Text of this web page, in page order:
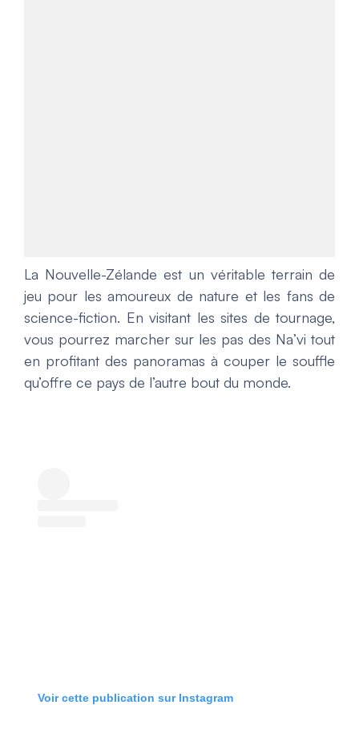
La Nouvelle-Zélande est un véritable terrain de
jeu pour les amoureux de nature et les fans de
science-fiction. En visitant les sites de tournage,
vous pourrez marcher sur les pas des Na’vi tout
en profitant des panoramas à couper le souffle
qu’offre ce pays de l’autre bout du monde.
Voir cette publication sur Instagram